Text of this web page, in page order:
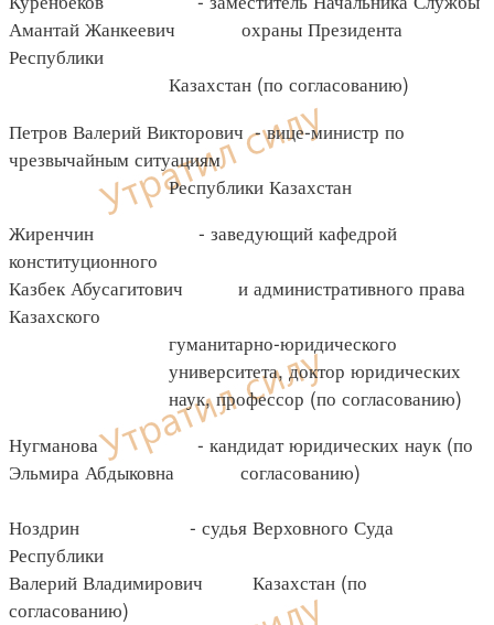
Амантай Жанкеевич охраны Президента
Республики
Казахстан (по согласованию)
Петров Валерий Викторович - вице-министр по
чрезвычайным ситуациям
Республики Казахстан
Жиренчин - заведующий кафедрой
конституционного
Казбек Абусагитович и административного права
Казахского
гуманитарно-юридического
университета, доктор юридических
наук, профессор (по согласованию)
Нугманова - кандидат юридических наук (по
Эльмира Абдыковна согласованию)
Ноздрин - судья Верховного Суда
Республики
Валерий Владимирович Казахстан (по
согласованию)